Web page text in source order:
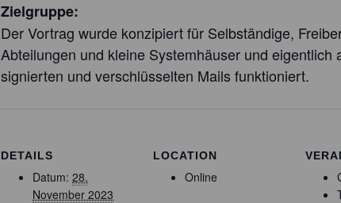
Zielgruppe:
Der Vortrag wurde konzipiert für Selbständige,
Abteilungen und kleine Systemhäuser und
signierten und verschlüsselten Mails funktioniert.
DETAILS
Datum: 28.
November 2023
LOCATION
Online